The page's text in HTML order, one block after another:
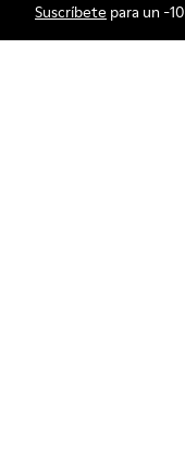
Suscríbete para un -